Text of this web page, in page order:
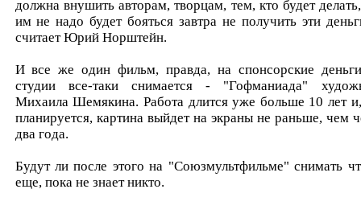
должна внушить авторам, творцам, тем, кто будет
им не надо будет бояться завтра не получить эти
считает Юрий Норштейн.
И все же один фильм, правда, на спонсорские
студии все-таки снимается - "Гофманиада"
Михаила Шемякина. Работа длится уже больше 10 лет
планируется, картина выйдет на экраны не раньше, чем
два года.
Будут ли после этого на "Союзмультфильме" снимать
еще, пока не знает никто.